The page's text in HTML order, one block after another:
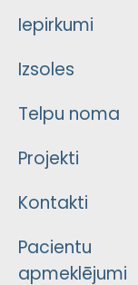
Iepirkumi
Izsoles
Telpu noma
Projekti
Kontakti
Pacientu
apmeklējumi